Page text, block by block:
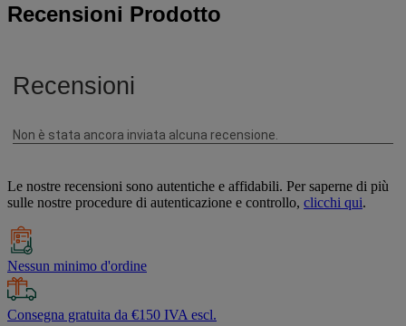
Recensioni Prodotto
Le nostre recensioni sono autentiche e affidabili. Per saperne di più
sulle nostre procedure di autenticazione e controllo, clicchi qui.
Nessun minimo d'ordine
Consegna gratuita da €150 IVA escl.